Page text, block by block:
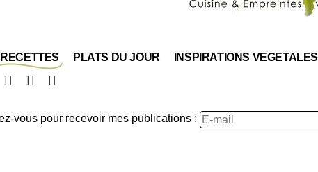
RECETTES PLATS DU JOUR INSPIRATIONS VEGETALES
vous pour recevoir mes publications :